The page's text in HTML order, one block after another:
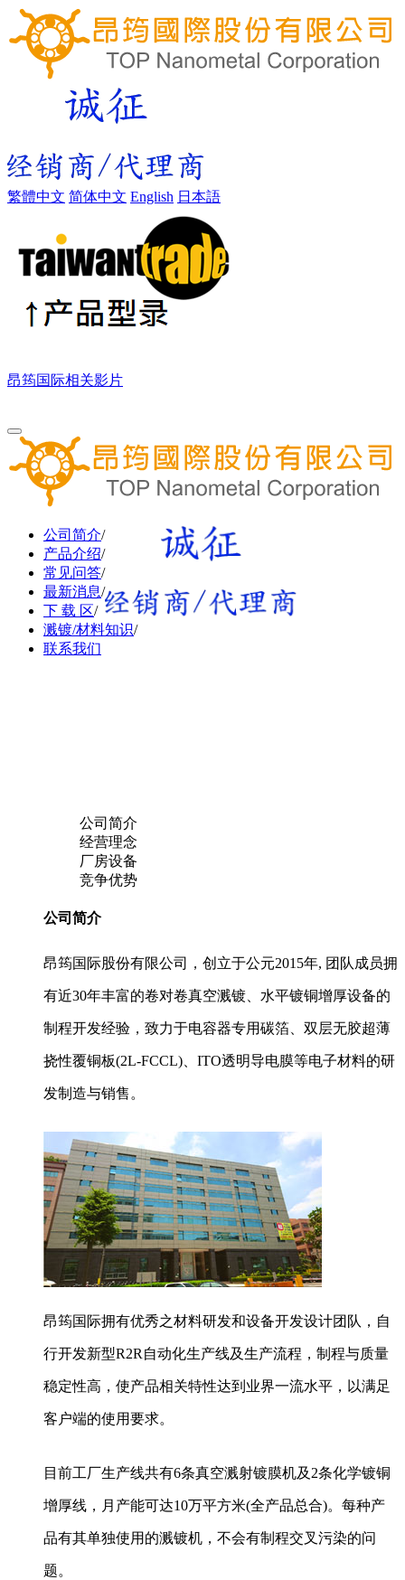
繁體中文 简体中文 English 日本語
昂筠国际相关影片
公司简介/
产品介绍/
常见问答/
最新消息/
下 载 区/
溅镀/材料知识/
联系我们
公司简介
经营理念
厂房设备
竞争优势
公司简介
昂筠国际股份有限公司，创立于公元2015年, 团队成员拥
有近30年丰富的卷对卷真空溅镀、水平镀铜增厚设备的
制程开发经验，致力于电容器专用碳箔、双层无胶超薄
挠性覆铜板(2L-FCCL)、ITO透明导电膜等电子材料的研
发制造与销售。
昂筠国际拥有优秀之材料研发和设备开发设计团队，自
行开发新型R2R自动化生产线及生产流程，制程与质量
稳定性高，使产品相关特性达到业界一流水平，以满足
客户端的使用要求。
目前工厂生产线共有6条真空溅射镀膜机及2条化学镀铜
增厚线，月产能可达10万平方米(全产品总合)。每种产
品有其单独使用的溅镀机，不会有制程交叉污染的问
题。